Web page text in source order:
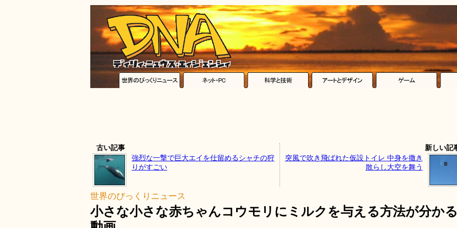
古い記事
強烈な一撃で巨大エイを仕留めるシャチの狩
りがすごい
新しい記
突風で吹き飛ばれた仮設トイレ 中身を撒き
散らし大空を舞う
世界のびっくりニュース
小さな小さな赤ちゃんコウモリにミルクを与える方法が分か